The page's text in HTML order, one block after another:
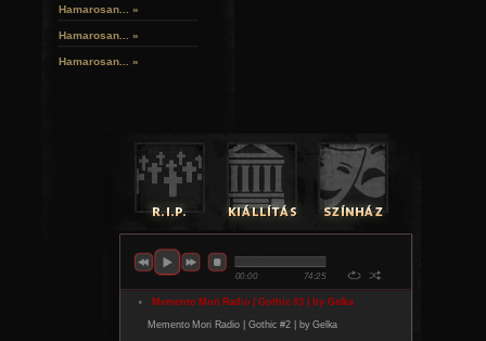
Hamarosan... »
Hamarosan... »
Hamarosan... »